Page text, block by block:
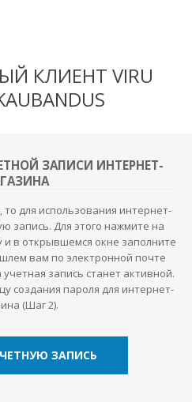
КЛИЕНТ VIRU
ЗАПИСИ ИНТЕРНЕТ-
для использования интернет-
запись. Для этого нажмите на
в открывшемся окне заполните
вам по электронной почте
запись станет активной.
создания пароля для интернет-
(Шаг 2).
ЗАПИСЬ